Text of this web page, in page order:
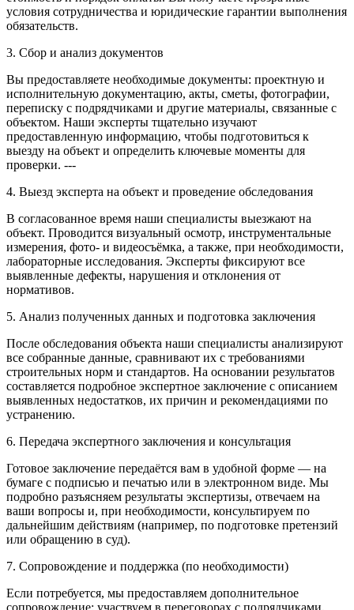
условия сотрудничества и юридические гарантии выполнения
обязательств.
3. Сбор и анализ документов
Вы предоставляете необходимые документы: проектную и
исполнительную документацию, акты, сметы, фотографии,
переписку с подрядчиками и другие материалы, связанные с
объектом. Наши эксперты тщательно изучают
предоставленную информацию, чтобы подготовиться к
выезду на объект и определить ключевые моменты для
проверки. ---
4. Выезд эксперта на объект и проведение обследования
В согласованное время наши специалисты выезжают на
объект. Проводится визуальный осмотр, инструментальные
измерения, фото- и видеосъёмка, а также, при необходимости,
лабораторные исследования. Эксперты фиксируют все
выявленные дефекты, нарушения и отклонения от
нормативов.
5. Анализ полученных данных и подготовка заключения
После обследования объекта наши специалисты анализируют
все собранные данные, сравнивают их с требованиями
строительных норм и стандартов. На основании результатов
составляется подробное экспертное заключение с описанием
выявленных недостатков, их причин и рекомендациями по
устранению.
6. Передача экспертного заключения и консультация
Готовое заключение передаётся вам в удобной форме — на
бумаге с подписью и печатью или в электронном виде. Мы
подробно разъясняем результаты экспертизы, отвечаем на
ваши вопросы и, при необходимости, консультируем по
дальнейшим действиям (например, по подготовке претензий
или обращению в суд).
7. Сопровождение и поддержка (по необходимости)
Если потребуется, мы предоставляем дополнительное
сопровождение: участвуем в переговорах с подрядчиками,